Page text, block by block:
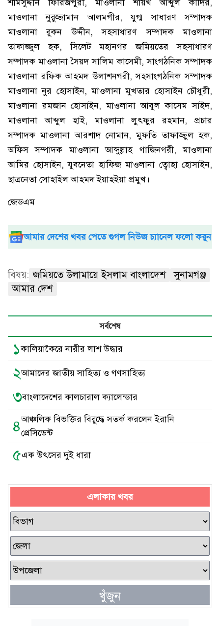
শামসুদ্দীন ফিরিজপুরী, মাওলানা শায়খ আব্দুল কাদির,
মাওলানা নুরুজ্জামান আলমগীর, যুগ্ম সাধারণ সম্পাদক
মাওলানা রুকন উদ্দীন, সহসাধারণ সম্পাদক মাওলানা
তাফাজ্জুল হক, সিলেট মহানগর জমিয়তের সহসাধারণ
সম্পাদক মাওলানা সৈয়দ সালিম কাসেমী, সাংগঠনিক সম্পাদক
মাওলানা রফিক আহমদ উলাশনগরী, সহসাংগঠনিক সম্পাদক
মাওলানা নুর হোসাইন, মাওলানা মুখতার হোসাইন চৌধুরী,
মাওলানা রমজান হোসাইন, মাওলানা আবুল কাসেম সাইদ,
মাওলানা আব্দুল হাই, মাওলানা লুৎফুর রহমান, প্রচার
সম্পাদক মাওলানা আরশাদ নোমান, মুফতি তাফাজ্জুল হক,
অফিস সম্পাদক মাওলানা আব্দুল্লাহ গাজিনগরী, মাওলানা
আমির হোসাইন, যুবনেতা হাফিজ মাওলানা ত্বোহা হোসাইন,
ছাত্রনেতা সোহাইল আহমদ ইয়াহইয়া প্রমুখ।
জেডএম
আমার দেশের খবর পেতে গুগল নিউজ চ্যানেল ফলো করুন
বিষয়: জমিয়তে উলামায়ে ইসলাম বাংলাদেশ
সুনামগঞ্জ
আমার দেশ
সর্বশেষ
১কালিয়াকৈরে নারীর লাশ উদ্ধার
২আমাদের জাতীয় সাহিত্য ও গণসাহিত্য
৩বাংলাদেশের কালচারাল ক্যালেন্ডার
৪আঞ্চলিক বিভক্তির বিরুদ্ধে সতর্ক করলেন ইরানি
প্রেসিডেন্ট
৫এক উৎসের দুই ধারা
এলাকার খবর
খুঁজুন